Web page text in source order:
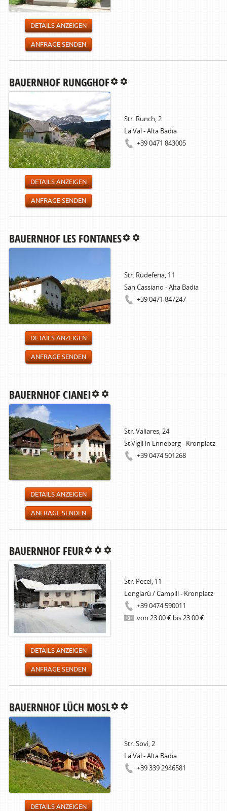
DETAILS ANZEIGEN
ANFRAGE SENDEN
BAUERNHOF RUNGGHOF
Str. Runch, 2
La Val - Alta Badia
+39 0471 843005
DETAILS ANZEIGEN
ANFRAGE SENDEN
BAUERNHOF LES FONTANES
Str. Rüdeferia, 11
San Cassiano - Alta Badia
+39 0471 847247
DETAILS ANZEIGEN
ANFRAGE SENDEN
BAUERNHOF CIANEI
Str. Valiares, 24
St.Vigil in Enneberg - Kronplatz
+39 0474 501268
DETAILS ANZEIGEN
ANFRAGE SENDEN
BAUERNHOF FEUR
Str. Pecei, 11
Longiarù / Campill - Kronplatz
+39 0474 590011
von 23.00 € bis 23.00 €
DETAILS ANZEIGEN
ANFRAGE SENDEN
BAUERNHOF LÜCH MOSL
Str. Sovì, 2
La Val - Alta Badia
+39 339 2946581
DETAILS ANZEIGEN